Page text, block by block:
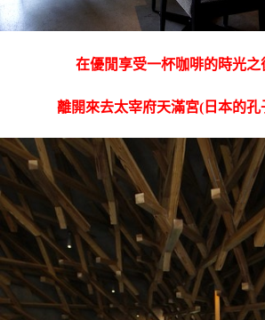
在優閒享受一杯咖啡的時光之
離開來去太宰府天滿宮(日本的孔